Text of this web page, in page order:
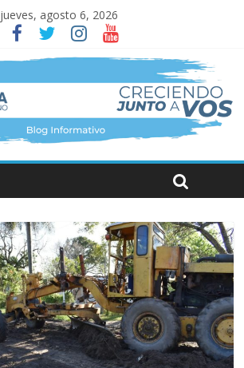
jueves, agosto 6, 2026